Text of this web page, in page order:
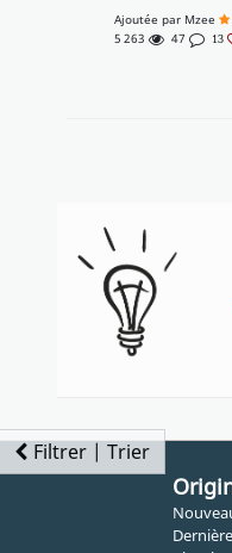
Filtrer | Trier
Ajoutée par Mzee
5 263
47 13